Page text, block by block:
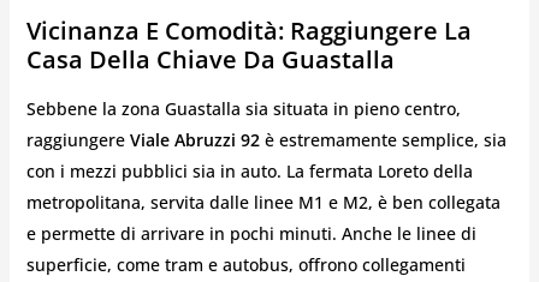
Vicinanza E Comodità: Raggiungere La
Casa Della Chiave Da Guastalla
Sebbene la zona Guastalla sia situata in pieno centro,
raggiungere Viale Abruzzi 92è estremamente semplice, sia
con i mezzi pubblici sia in auto. La fermata Loreto della
metropolitana, servita dalle linee M1 e M2, è ben collegata
e permette di arrivare in pochi minuti. Anche le linee di
superficie, come tram e autobus, offrono collegamenti